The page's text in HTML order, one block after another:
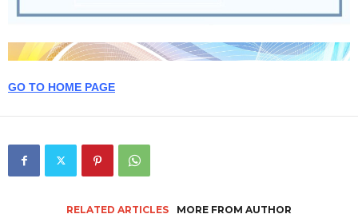
GO TO HOME PAGE
RELATED ARTICLES MORE FROM AUTHOR